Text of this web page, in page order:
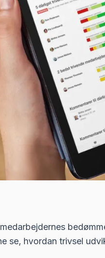
se, hvordan trivsel